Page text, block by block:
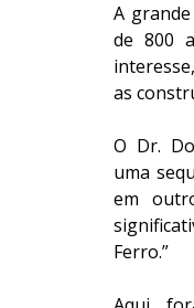
A
de 800
as
O Dr.
uma
em
Ferro.”